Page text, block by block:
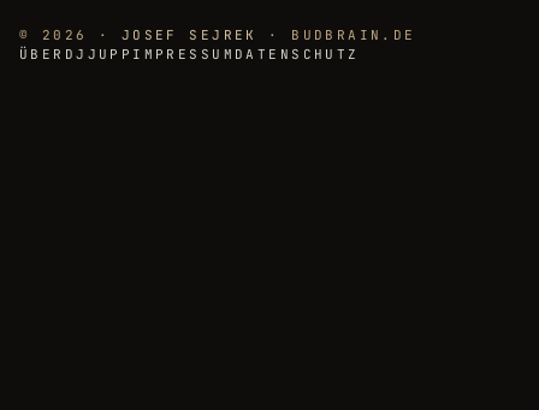
© 2026 · JOSEF SEJREK
· BUDBRAIN.DE
ÜBER DJJUPP IMPRESSUM DATENSCHUTZ